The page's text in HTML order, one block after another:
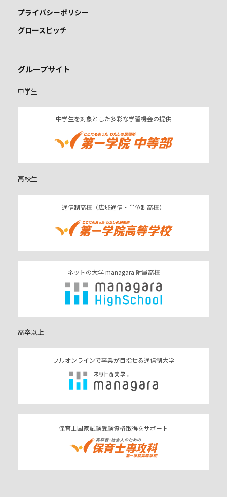
プライバシーポリシー
グロースピッチ
グループサイト
中学生
中学生を対象とした多彩な学習機会の提供
高校生
通信制高校（広域通信・単位制高校）
ネットの大学 managara 附属高校
高卒以上
フルオンラインで卒業が目指せる通信制大学
保育士国家試験受験資格取得をサポート